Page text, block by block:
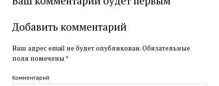
Добавить комментарий
Ваш адрес email не будет опубликован.Обязательные
поля помечены *
Комментарий